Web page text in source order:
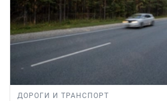
ДОРОГИ И ТРАНСПОРТ